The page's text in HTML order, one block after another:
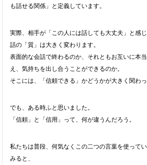
も話せる関係」と定義しています。
実際、相手が「この人には話しても大丈夫」と感
話の「質」は大きく変わります。
表面的な会話で終わるのか、それともお互いに本
え、気持ちを出し合うことができるのか。
そこには、「信頼できる」かどうかが大きく関わ
でも、ある時ふと思いました。
「信頼」と「信用」って、何が違うんだろう。
私たちは普段、何気なくこの二つの言葉を使って
みると、